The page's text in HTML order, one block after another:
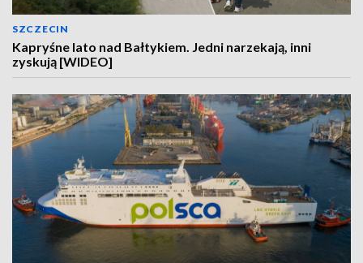
SZCZECIN
Kapryśne lato nad Bałtykiem. Jedni narzekają, inni
zyskują [WIDEO]